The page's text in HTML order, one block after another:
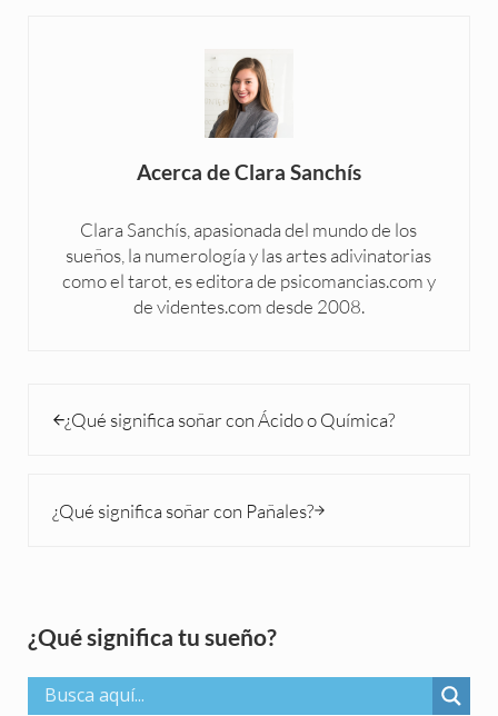
Acerca deClara Sanchís
Clara Sanchís, apasionada del mundo de los
sueños, la numerología y las artes adivinatorias
como el tarot, es editora de psicomancias.com y
de videntes.com desde 2008.
¿Qué significa soñar con Ácido o Química?
¿Qué significa soñar con Pañales?
Sidebar
¿Qué significa tu sueño?